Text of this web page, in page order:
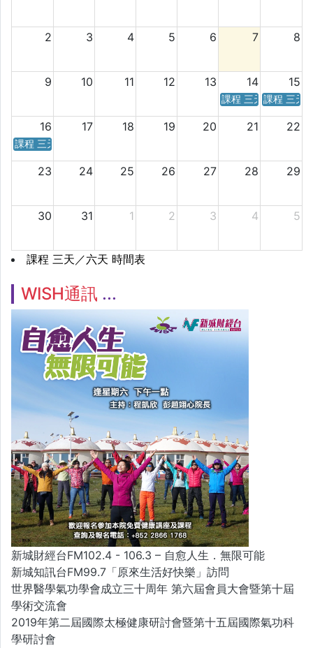
2 3 4 5 6 7 8
9 10 11 12 13 14 15
課程 三天／六天 時
課程 三天
16 17 18 19 20 21 22
課程 三天／六天 時間表
23 24 25 26 27 28 29
30 31 1 2 3 4 5
課程 三天／六天 時間表
WISH通訊
新城財經台FM102.4 - 106.3 – 自愈人生．無限可能
新城知訊台FM99.7「原來生活好快樂」訪問
世界醫學氣功學會成立三十周年 第六屆會員大會暨第十屆
學術交流會
2019年第二屆國際太極健康研討會暨第十五屆國際氣功科
學研討會